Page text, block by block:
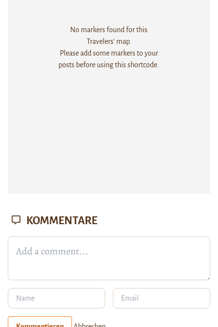
No markers found for this
Travelers' map.
Please add some markers to your
posts before using this shortcode.
KOMMENTARE